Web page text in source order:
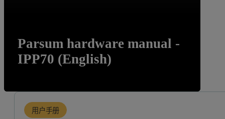
Parsum hardware manual -
IPP70 (English)
用户手册